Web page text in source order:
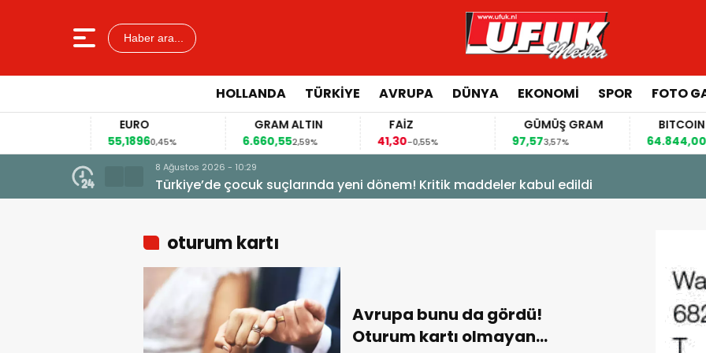
Haber ara...
HOLLANDA TÜRKIYE AVRUPA DÜNYA EKONOMI SPOR FOTO
EURO
55,18960,45%
GRAM ALTIN
6.660,552,59%
FAİZ
41,30-0,55%
GÜMÜŞ GRAM
97,573,57%
BITCOIN
64.844,00
8 Ağustos 2026 - 10:29
Türkiye’de çocuk suçlarında yeni dönem! Kritik maddeler kabul edildi
oturum kartı
Avrupa bunu da gördü!
Oturum kartı olmayan